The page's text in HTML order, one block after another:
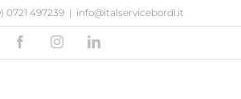
0721 497239 | info@italservicebordi.it
FacebookInstagramLinkedIn